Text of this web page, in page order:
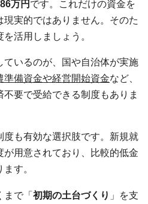
万円 です。これだけの資金を
実的ではありません。そのた
活用しましょう。
ているのが、国や自治体が実施
準備資金や経営開始資金など、
要で受給できる制度もありま
度も有効な選択肢です。新規就
用意されており、比較的低金
す。
まで「初期の土台づくり 」を支